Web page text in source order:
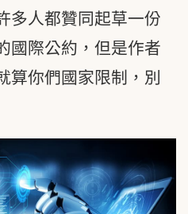
多人都贊同起草一份
國際公約，但是作者
算你們國家限制，別